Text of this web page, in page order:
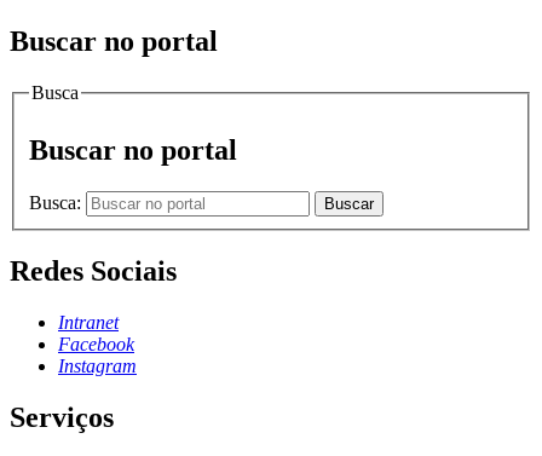
Buscar no portal
Busca
Buscar no portal
Busca: Buscar
Redes Sociais
Intranet
Facebook
Instagram
Serviços